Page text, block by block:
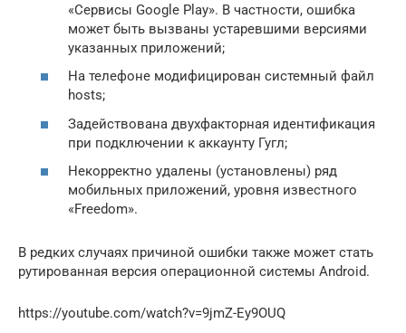
«Сервисы Google Play». В частности, ошибка
может быть вызваны устаревшими версиями
указанных приложений;
На телефоне модифицирован системный файл
hosts;
Задействована двухфакторная идентификация
при подключении к аккаунту Гугл;
Некорректно удалены (установлены) ряд
мобильных приложений, уровня известного
«Freedom».
В редких случаях причиной ошибки также может стать
рутированная версия операционной системы Android.
https://youtube.com/watch?v=9jmZ-Ey9OUQ